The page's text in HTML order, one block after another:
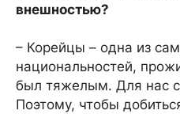
внешностью?
– Корейцы – одна из
национальностей,
был тяжелым. Для нас
Поэтому, чтобы